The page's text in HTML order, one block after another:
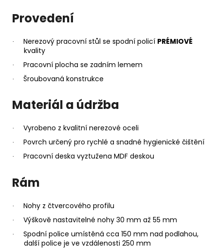
Provedení
· Nerezový pracovní stůl se spodní policí PRÉMIOVÉ
kvality
· Pracovní plocha se zadním lemem
· Šroubovaná konstrukce
Materiál a údržba
· Vyrobeno z kvalitní nerezové oceli
· Povrch určený pro rychlé a snadné hygienické čištění
· Pracovní deska vyztužena MDF deskou
Rám
· Nohy z čtvercového profilu
· Výškově nastavitelné nohy 30 mm až 55 mm
·
Spodní police umístěná cca 150 mm nad podlahou,
další police je ve vzdálenosti 250 mm